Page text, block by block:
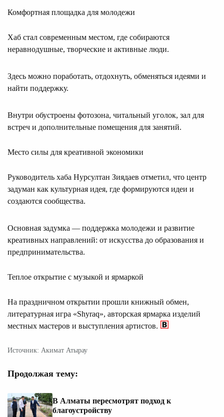
Комфортная площадка для молодежи
Хаб стал современным местом, где собираются
неравнодушные, творческие и активные люди.
Здесь можно поработать, отдохнуть, обменяться идеями и
найти поддержку.
Внутри обустроены фотозона, читальный уголок, зал для
встреч и дополнительные помещения для занятий.
Место силы для креативной экономики
Руководитель хаба Нурсултан Зиядаев отметил, что центр
задуман как культурная идея, где формируются идеи и
создаются сообщества.
Основная задумка — поддержка молодежи и развитие
креативных направлений: от искусства до образования и
предпринимательства.
Теплое открытие с музыкой и ярмаркой
На праздничном открытии прошли книжный обмен,
литературная игра «Shyraq», авторская ярмарка изделий
местных мастеров и выступления артистов.
Источник: Акимат Атырау
Продолжая тему:
В Алматы пересмотрят подход к
благоустройству